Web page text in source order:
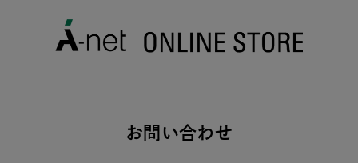
お問い合わせ